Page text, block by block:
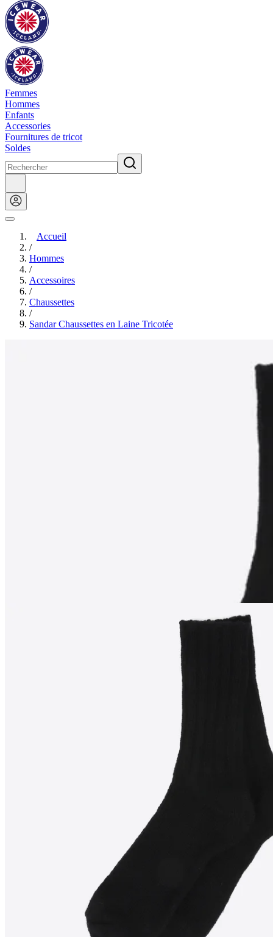
Femmes
Hommes
Enfants
Accessories
Fournitures de tricot
Soldes
Accueil
/
Hommes
/
Accessoires
/
Chaussettes
/
Sandar Chaussettes en Laine Tricotée
Chaussettes en Laine